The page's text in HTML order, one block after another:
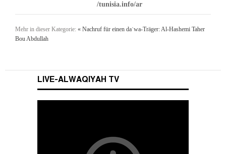
tunisia.info/ar/
Mehr in dieser Kategorie: « Nachruf für einen daʿwa-Träger: Al-Hashemi Taher
Bou Abdullah
LIVE-ALWAQIYAH TV